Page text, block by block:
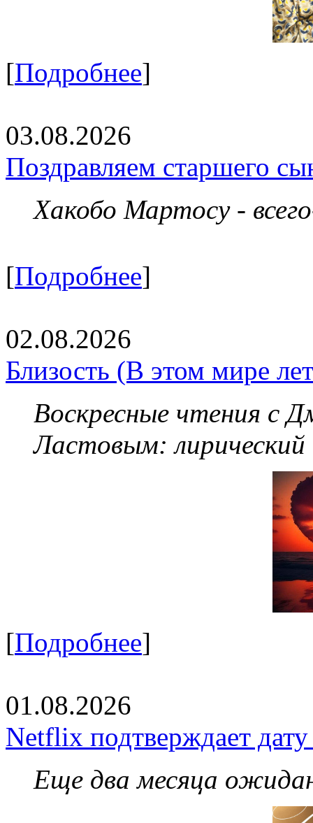
[Подробнее]
03.08.2026
Поздравляем старшего
Хакобо Мартосу -
[Подробнее]
02.08.2026
Близость (В этом мире
Воскресные чтения с
Ластовым:
[Подробнее]
01.08.2026
Netflix подтверждает
Еще два месяца